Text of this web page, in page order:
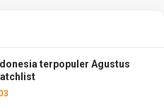
terpopuler Agustus